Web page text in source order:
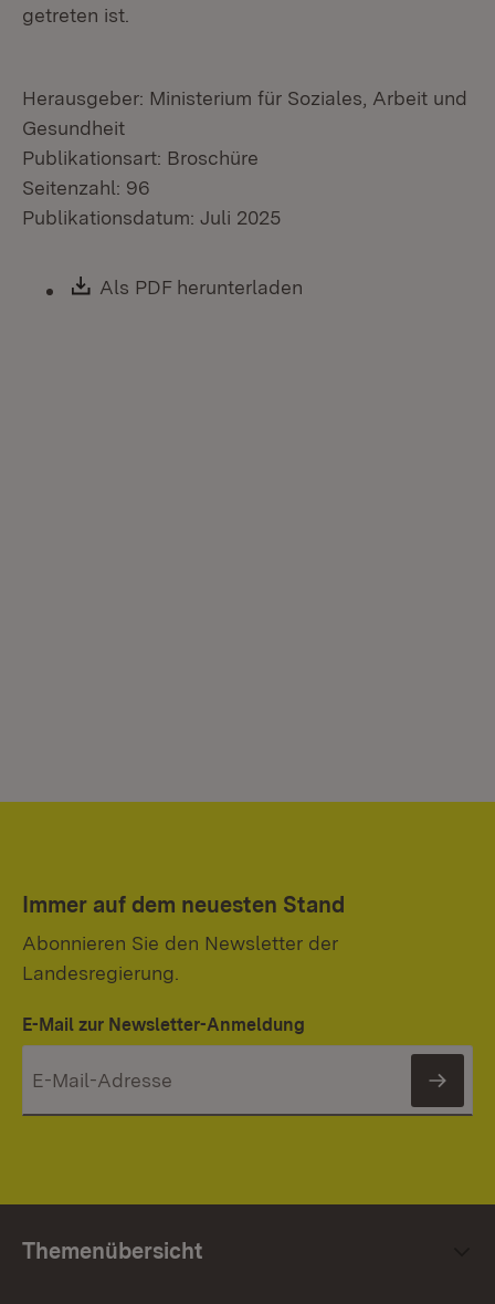
getreten ist.
Herausgeber: Ministerium für Soziales, Arbeit und
Gesundheit
Publikationsart: Broschüre
Seitenzahl: 96
Publikationsdatum: Juli 2025
Download:
Als PDF herunterladen
Immer auf dem neuesten Stand
Abonnieren Sie den Newsletter der
Landesregierung.
E-Mail zur Newsletter-Anmeldung
Themenübersicht